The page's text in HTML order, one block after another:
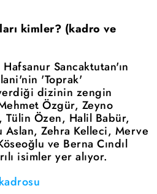
kimler? (kadro ve
Sancaktutan'ın
'Toprak'
dizinin zengin
Özgür, Zeyno
Tülin Özen, Halil Babür,
Zehra Kelleci, Merve
ve Berna Cındıl
isimler yer alıyor.